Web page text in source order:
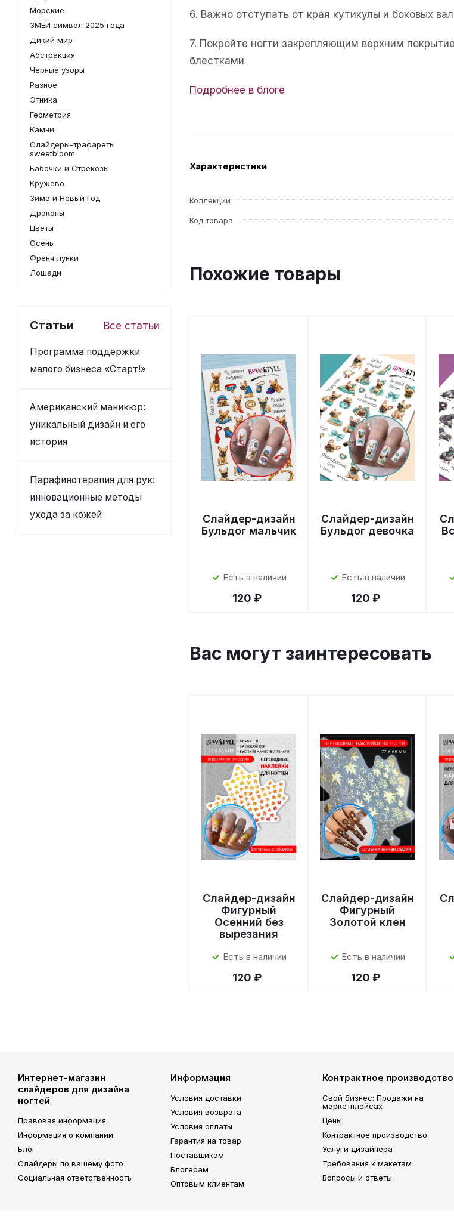
6. Важно отступать от края кутикулы и боковых
7. Покройте ногти закрепляющим верхним
блестками
Подробнее в блоге
Характеристики
Коллекции
Код товара
Похожие товары
Слайдер-дизайн
Бульдог мальчик
Есть в наличии
120 ₽
Слайдер-дизайн
Бульдог девочка
Есть в наличии
120 ₽
Вас могут заинтересовать
Слайдер-дизайн
Фигурный
Осенний без
вырезания
Есть в наличии
120 ₽
Слайдер-дизайн
Фигурный
Золотой клен
Есть в наличии
120 ₽
Морские
ЗМЕИ символ 2025 года
Дикий мир
Абстракция
Черные узоры
Разное
Этника
Геометрия
Камни
Слайдеры-трафареты
sweetbloom
Бабочки и Стрекозы
Кружево
Зима и Новый Год
Драконы
Цветы
Осень
Френч лунки
Лошади
Статьи Все статьи
Программа поддержки
малого бизнеса «Старт!»
Американский маникюр:
уникальный дизайн и его
история
Парафинотерапия для рук:
инновационные методы
ухода за кожей
Интернет-магазин
слайдеров для дизайна
ногтей
Правовая информация
Информация о компании
Блог
Слайдеры по вашему фото
Социальная ответственность
Информация
Условия доставки
Условия возврата
Условия оплаты
Гарантия на товар
Поставщикам
Блогерам
Оптовым клиентам
Контрактное производство
Свой бизнес: Продажи на
маркетплейсах
Цены
Контрактное производство
Услуги дизайнера
Требования к макетам
Вопросы и ответы